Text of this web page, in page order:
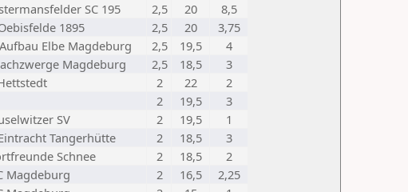
SC 195 2,5 20
8,5
1895 2,5 20
3,75
Elbe Magdeburg 2,5 19,5
4
Magdeburg 2,5 18,5
3
2 22
2
2 19,5
3
SV 2 19,5
1
Tangerhütte 2 18,5
3
Schnee 2 18,5
2
Magdeburg 2 16,5
2,25